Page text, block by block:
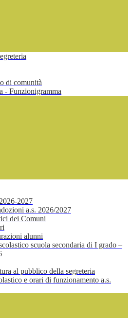
di comunità
- Funzionigramma
2027
a.s. 2026/2027
dei Comuni
alunni
scuola secondaria di I grado –
al pubblico della segreteria
e orari di funzionamento a.s.